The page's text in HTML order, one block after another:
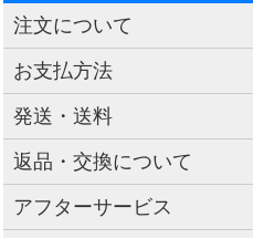
注文について
お支払方法
発送・送料
返品・交換について
アフターサービス